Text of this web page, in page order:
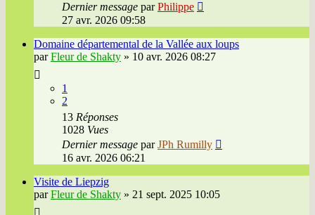
Dernier message parPhilippe
27 avr. 2026 09:58
Domaine départemental de la Vallée aux loups
parFleur de Shakty » 10 avr. 2026 08:27
1
2
13 Réponses
1028 Vues
Dernier message parJPh Rumilly
16 avr. 2026 06:21
Visite de Liepzig
parFleur de Shakty » 21 sept. 2025 10:05